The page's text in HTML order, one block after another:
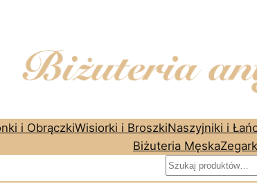
i ObrączkiWisiorki i BroszkiNaszyjniki i
Biżuteria Męska
Szukaj